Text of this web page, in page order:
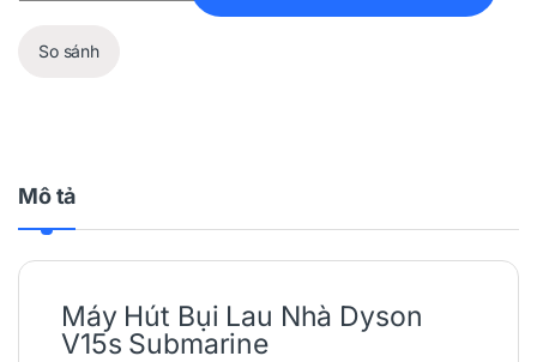
So sánh
Mô tả
Máy Hút Bụi Lau Nhà Dyson
V15s Submarine